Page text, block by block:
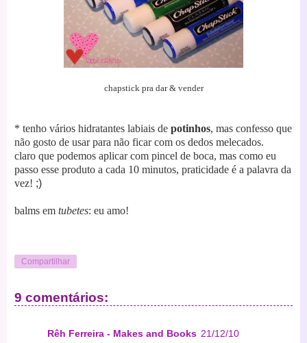
chapstick pra dar & vender
* tenho vários hidratantes labiais de potinhos, mas confesso que
não gosto de usar para não ficar com os dedos melecados.
claro que podemos aplicar com pincel de boca, mas como eu
passo esse produto a cada 10 minutos, praticidade é a palavra da
vez! ;)
balms em tubetes: eu amo!
Compartilhar
9 comentários:
Rêh Ferreira - Makes and Books 21/12/10